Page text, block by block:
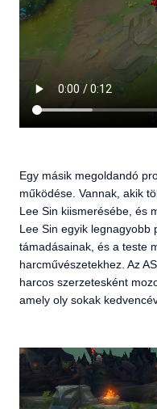
Egy másik megoldandó
működése. Vannak, akik
Lee Sin kiismerésébe, és
Lee Sin egyik legnagyobb
támadásainak, és a teste
harcművészetekhez. Az
harcos szerzetesként
amely oly sokak